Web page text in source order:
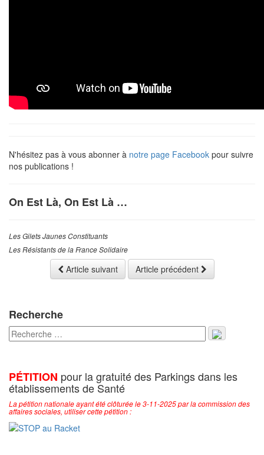
N'hésitez pas à vous abonner à notre page Facebook pour suivre
nos publications !
On Est Là, On Est Là …
Les Gilets Jaunes Constituants
Les Résistants de la France Solidaire
Article suivant Article précédent
Recherche
PÉTITION pour la gratuité des Parkings dans les
établissements de Santé
La pétition nationale ayant été clôturée le 3-11-2025 par la commission des
affaires sociales, utiliser cette pétition :